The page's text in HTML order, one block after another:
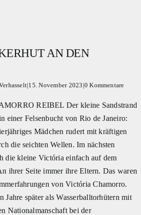
AN DEN
|15. November 2023 |0 Kommentare
REIBEL Der kleine Sandstrand
einer Felsenbucht von Rio de Janeiro:
Mädchen rudert mit kräftigen
die seichten Wellen. Im nächsten
die kleine Victória einfach auf dem
ihrer Seite immer ihre Eltern. Das waren
von Victória Chamorro.
Jahre später als Wasserballtorhütern mit
Nationalmanschaft bei der